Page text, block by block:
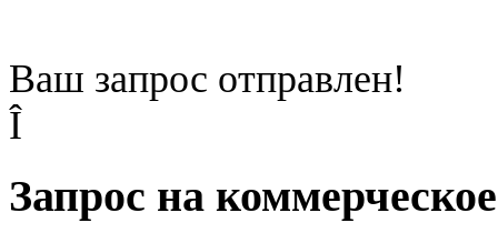
Ваш запрос отправлен!
Î
Запрос на